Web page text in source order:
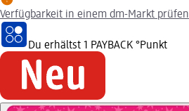
Verfügbarkeit in einem dm-Markt prüfen
Du erhältst 1 PAYBACK °Punkt